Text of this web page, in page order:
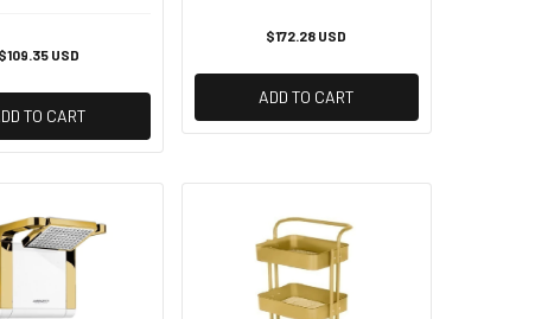
$109.35 USD
TO CART
$172.28 USD
ADD TO CART